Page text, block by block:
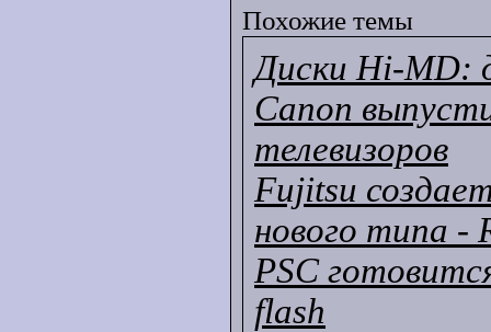
Похожие темы
Диски Hi-MD:
Canon
телевизоров
Fujitsu
нового типа -
PSC
flash